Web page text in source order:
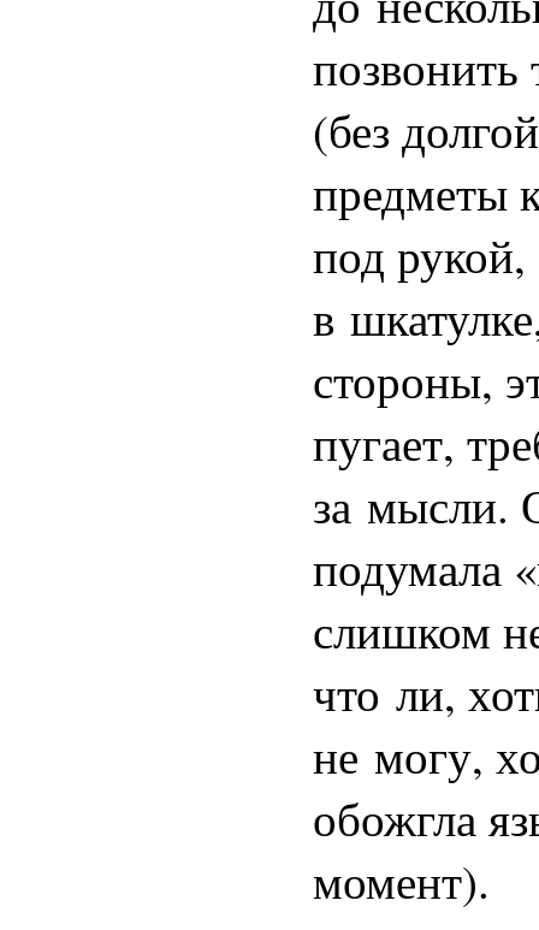
(без
предметы
под рукой,
в
стороны,
пугает,
за мысли.
подумала
слишком
что ли,
не могу,
обожгла
момент).